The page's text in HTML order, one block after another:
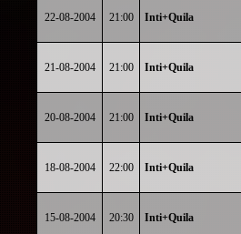
22-08-2004 21:00 Inti+Quila
21-08-2004 21:00 Inti+Quila
20-08-2004 21:00 Inti+Quila
18-08-2004 22:00 Inti+Quila
15-08-2004 20:30 Inti+Quila